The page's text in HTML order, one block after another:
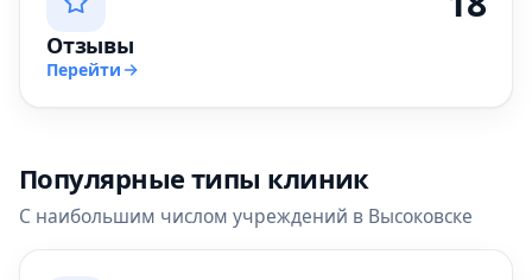
Отзывы
Перейти
Популярные типы клиник
С наибольшим числом учреждений в Высоковске